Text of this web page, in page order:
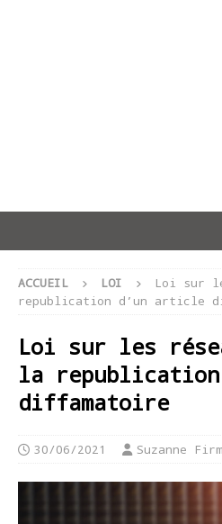
ACCUEIL LOI
Loi sur
republication d’un article
Loi sur les
la
diffamatoire
30/06/2021 Suzanne